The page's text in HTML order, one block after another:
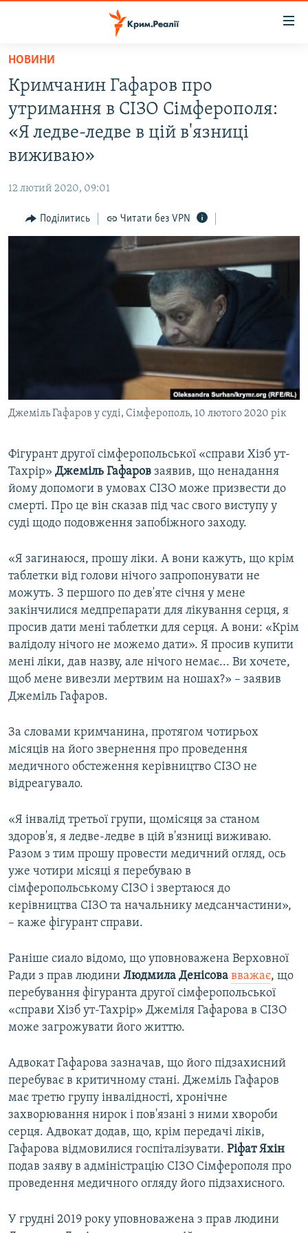
Перейти
основного
матеріалу
Перейти
до
основної
Перейти
пошуку
ВОДА.КРИМ
ВІДЕО ТА ФОТО
ІНТЕРВ'Ю
УКРАЇНСЬКА ПРОБЛЕМА КРИМУ
Усі сайти RFE/RL
НОВИНИ
Кримчанин Гафаров про
утримання в СІЗО Сімферополя:
«Я ледве-ледве в цій в'язниці
виживаю»
12 лютий 2020, 09:01
Поділитись Читати без VPN
Джеміль Гафаров у суді, Сімферополь, 10 лютого 2020 рік
Фігурант другої сімферопольської «справи Хізб ут-
Тахрір» Джеміль Гафаров заявив, що ненадання
йому допомоги в умовах СІЗО може призвести до
смерті. Про це він сказав під час свого виступу у
суді щодо подовження запобіжного заходу.
«Я загинаюся, прошу ліки. А вони кажуть, що крім
таблетки від голови нічого запропонувати не
можуть. З першого по дев'яте січня у мене
закінчилися медпрепарати для лікування серця, я
просив дати мені таблетки для серця. А вони: «Крім
валідолу нічого не можемо дати». Я просив купити
мені ліки, дав назву, але нічого немає... Ви хочете,
щоб мене вивезли мертвим на ношах?» – заявив
Джеміль Гафаров.
За словами кримчанина, протягом чотирьох
місяців на його звернення про проведення
медичного обстеження керівництво СІЗО не
відреагувало.
«Я інвалід третьої групи, щомісяця за станом
здоров'я, я ледве-ледве в цій в'язниці виживаю.
Разом з тим прошу провести медичний огляд, ось
уже чотири місяці я перебуваю в
сімферопольському СІЗО і звертаюся до
керівництва СІЗО та начальнику медсанчастини»,
– каже фігурант справи.
Раніше сиало відомо, що уповноважена Верховної
Ради з прав людини Людмила Денісова вважає, що
перебування фігуранта другої сімферопольської
«справи Хізб ут-Тахрір» Джеміля Гафарова в СІЗО
може загрожувати його життю.
Адвокат Гафарова зазначав, що його підзахисний
перебуває в критичному стані. Джеміль Гафаров
має третю групу інвалідності, хронічне
захворювання нирок і пов'язані з ними хвороби
серця. Адвокат додав, що, крім передачі ліків,
Гафарова відмовилися госпіталізувати. Ріфат Яхін
подав заяву в адміністрацію СІЗО Сімферополя про
проведення медичного огляду його підзахисного.
У грудні 2019 року уповноважена з прав людини